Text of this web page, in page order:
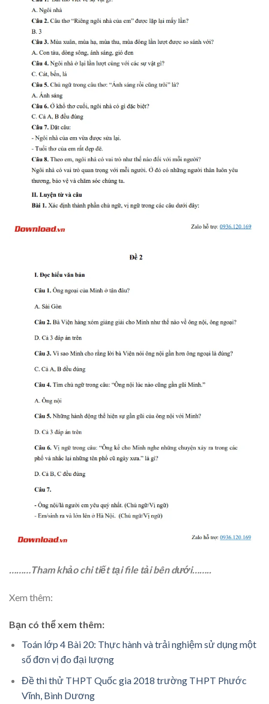
………Tham khảo chi tiết tại file tải bên dưới……..
Xem thêm:
Bạn có thể xem thêm:
Toán lớp 4 Bài 20: Thực hành và trải nghiệm sử dụng một
số đơn vị đo đại lượng
Đề thi thử THPT Quốc gia 2018 trường THPT Phước
Vĩnh, Bình Dương